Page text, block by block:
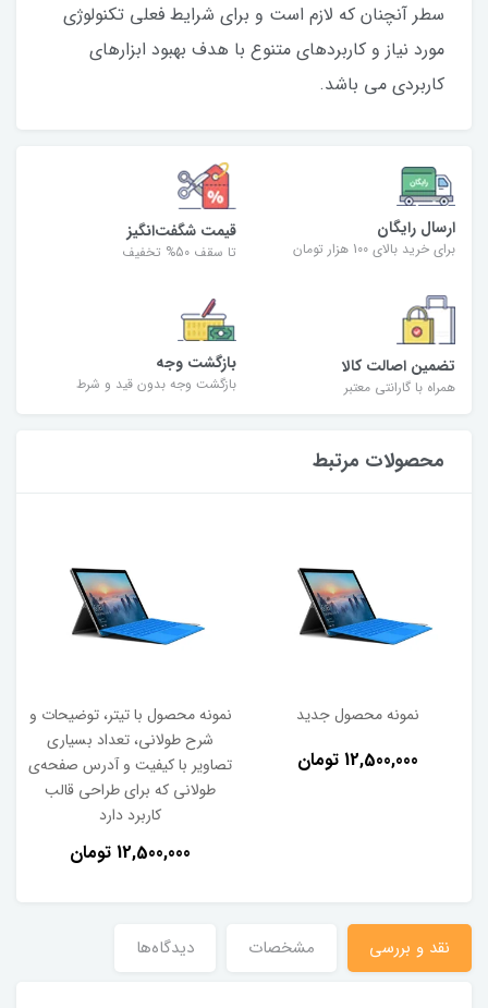
سطر آنچنان که لازم است و برای شرایط فعلی تکنولوژی
مورد نیاز و کاربردهای متنوع با هدف بهبود ابزارهای
کاربردی می باشد.
ارسال رایگان
برای خرید بالای 100 هزار تومان
قیمت شگفت‌انگیز
تا سقف 50% تخفیف
تضمین اصالت کالا
همراه با گارانتی معتبر
بازگشت وجه
بازگشت وجه بدون قید و شرط
محصولات مرتبط
نمونه محصول با تیتر، توضیحات و
شرح طولانی، تعداد بسیاری
تصاویر با کیفیت و آدرس صفحه‌ی
طولانی که برای طراحی قالب
نمونه محصول
صورت
نقد و بررسی مشخصات دیدگاه‌ها